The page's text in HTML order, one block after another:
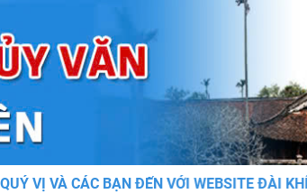
VỊ VÀ CÁC BẠN ĐẾN VỚI WEBSITE ĐÀI KHÍ